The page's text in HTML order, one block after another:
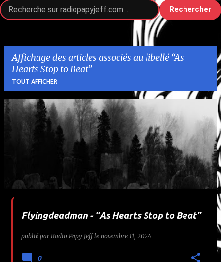
Rechercher
Affichage des articles associés au libellé As
Hearts Stop to Beat
TOUT AFFICHER
A
Flyingdeadman - "As Hearts Stop to Beat"
publié par Radio Papy Jeff le novembre 11, 2024
0